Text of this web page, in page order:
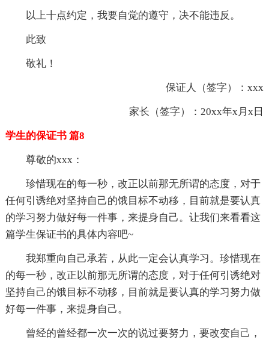
以上十点约定，我要自觉的遵守，决不能违反。
此致
敬礼！
保证人（签字）：xxx
家长（签字）：20xx年x月x日
学生的保证书 篇8
尊敬的xxx：
珍惜现在的每一秒，改正以前那无所谓的态度，对于
任何引诱绝对坚持自己的饿目标不动移，目前就是要认真
的学习努力做好每一件事，来提身自己。让我们来看看这
篇学生保证书的具体内容吧~
我郑重向自己承若，从此一定会认真学习。珍惜现在
的每一秒，改正以前那无所谓的态度，对于任何引诱绝对
坚持自己的饿目标不动移，目前就是要认真的学习努力做
好每一件事，来提身自己。
曾经的曾经都一次一次的说过要努力，要改变自己，